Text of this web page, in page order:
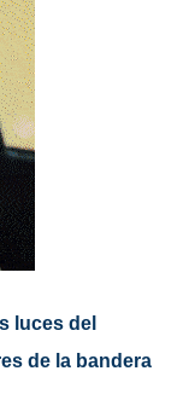
luces del
de la bandera